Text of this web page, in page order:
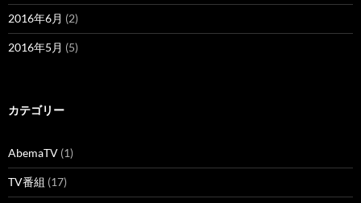
2016年6月 (2)
2016年5月 (5)
カテゴリー
AbemaTV (1)
TV番組 (17)